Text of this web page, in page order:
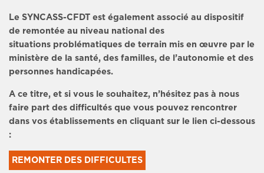
Le SYNCASS-CFDT est également associé au dispositif
de remontée au niveau national des
situations problématiques de terrain mis en œuvre par le
ministère de la santé, des familles, de l’autonomie et des
personnes handicapées.
A ce titre, et si vous le souhaitez, n’hésitez pas à nous
faire part des difficultés que vous pouvez rencontrer
dans vos établissements en cliquant sur le lien ci-dessous
:
REMONTER DES DIFFICULTES